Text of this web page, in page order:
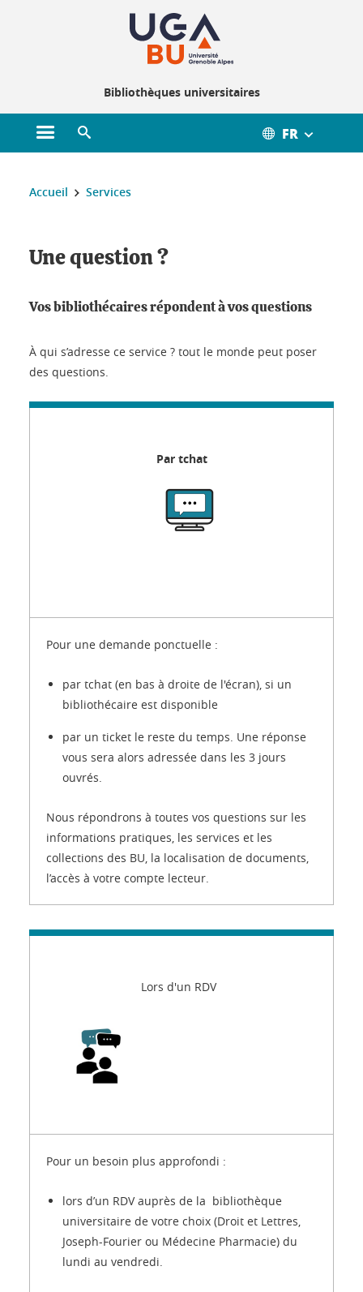
Bibliothèques universitaires
Ouvrir le menu principal FR
Vous êtes ici :
Accueil Services
Une question ?
Vos bibliothécaires répondent à vos questions
À qui s’adresse ce service ? tout le monde peut poser
des questions.
Par tchat
Pour une demande ponctuelle :
par tchat (en bas à droite de l'écran), si un
bibliothécaire est disponible
par un ticket le reste du temps. Une réponse
vous sera alors adressée dans les 3 jours
ouvrés.
Nous répondrons à toutes vos questions sur les
informations pratiques, les services et les
collections des BU, la localisation de documents,
l’accès à votre compte lecteur.
Lors d'un RDV
Pour un besoin plus approfondi :
lors d’un RDVauprès de la bibliothèque
universitaire de votre choix (Droit et Lettres,
Joseph-Fourier ou Médecine Pharmacie) du
lundi au vendredi.